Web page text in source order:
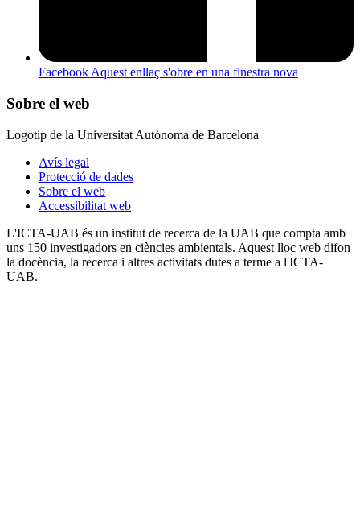
Facebook Aquest enllaç s'obre en una finestra nova
Sobre el web
Logotip de la Universitat Autònoma de Barcelona
Avís legal
Protecció de dades
Sobre el web
Accessibilitat web
L'ICTA-UAB és un institut de recerca de la UAB que compta amb
uns 150 investigadors en ciències ambientals. Aquest lloc web difon
la docència, la recerca i altres activitats dutes a terme a l'ICTA-
UAB.